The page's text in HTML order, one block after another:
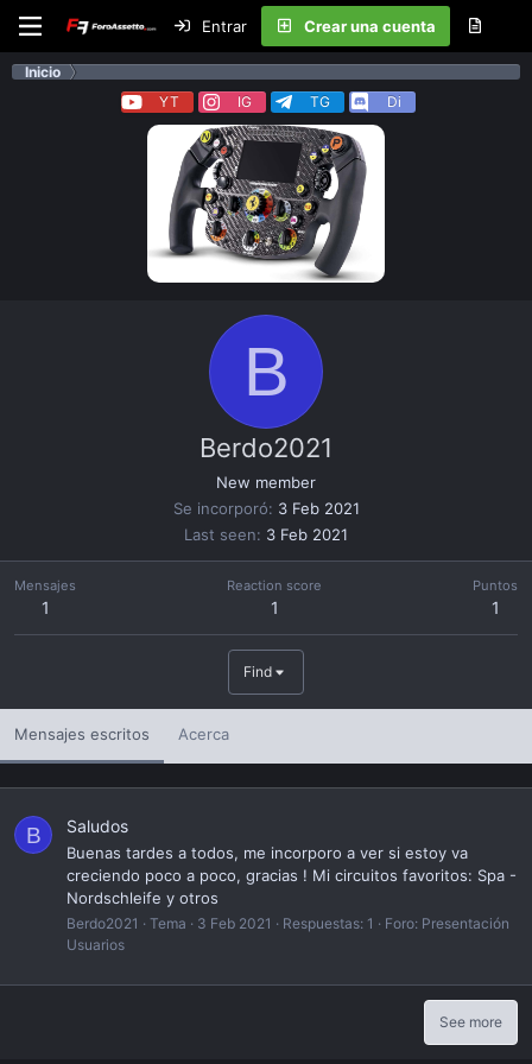
Entrar Crear una cuenta
Inicio
YT
IG TG Di
B
Berdo2021
New member
Se incorporó
3 Feb 2021
Last seen
3 Feb 2021
Mensajes
1
Reaction score
1
Puntos
1
Find
Mensajes escritos Acerca
B Saludos
Buenas tardes a todos, me incorporo a ver si estoy va
creciendo poco a poco, gracias ! Mi circuitos favoritos: Spa -
Nordschleife y otros
Berdo2021 Tema 3 Feb 2021 Respuestas: 1 Foro: Presentación
Usuarios
See more